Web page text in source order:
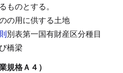
ものとする。
の用に供する土地
別表第一国有財産区分種目
橋梁
規格Ａ４）